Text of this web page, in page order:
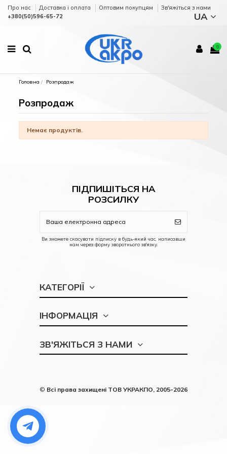
Про нас Доставка і оплата Оптовим покупцям
Зв'яжіться з нами
+380(50)596-65-72
UA
0
Головна Розпродаж
Розпродаж
Немає продуктів.
ПІДПИШІТЬСЯ НА
РОЗСИЛКУ
Ви зможете скасувати підписку в будь-який час, написавши
нам через форму зворотнього зв'язку.
КАТЕГОРІЇ
ІНФОРМАЦІЯ
ЗВ'ЯЖІТЬСЯ З НАМИ
© Всі права захищені ТОВ УКРАКПО, 2005-2026